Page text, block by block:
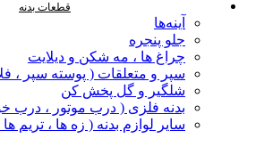
قطعات بدنه
آینه‌ها
جلو پنجره
چراغ‌ ها ، مه‌ شکن و دیلایت
سپر و متعلقات ( پوسته سپر ،
شلگیر و گل‌ پخش‌ کن
بدنه فلزی ( درب موتور ، درب
سایر لوازم بدنه ( زه ها ، تریم